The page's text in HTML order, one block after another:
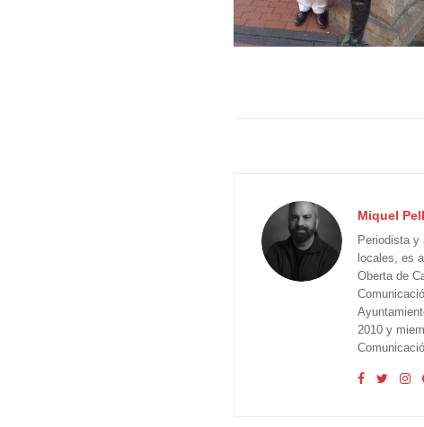
Miquel
Periodista y
locales, es
Oberta de
2010 y